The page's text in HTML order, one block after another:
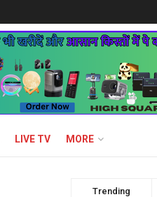
LIVE TV MORE
Trending